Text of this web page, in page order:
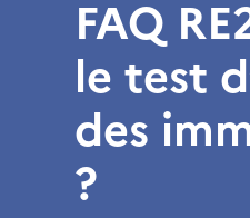
FAQ
le test
des
?